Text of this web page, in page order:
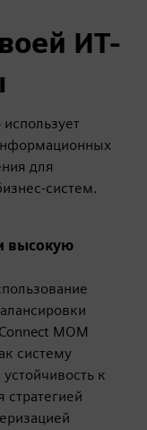
ИТ-
для
систем.
высокую
MOM
систему
к